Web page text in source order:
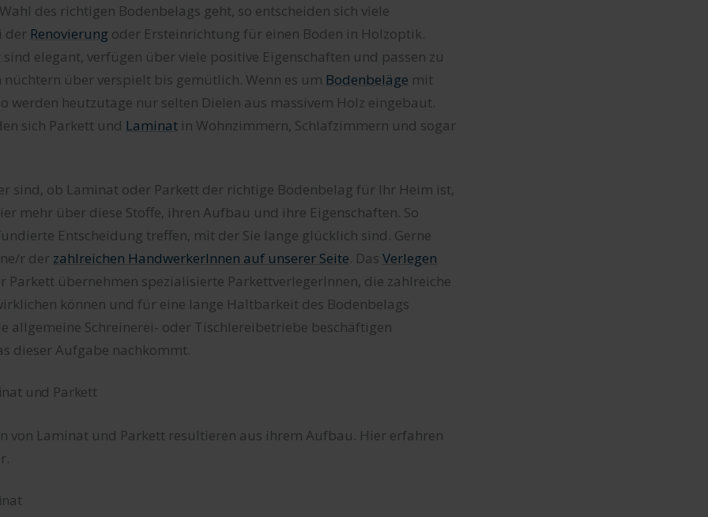
des richtigen Bodenbelags geht, so entscheiden sich viele
der Renovierung oder Ersteinrichtung für einen Boden in Holzoptik.
elegant, verfügen über viele positive Eigenschaften und passen zu
nüchtern über verspielt bis gemütlich. Wenn es um Bodenbeläge mit
werden heutzutage nur selten Dielen aus massivem Holz eingebaut.
sich Parkett und Laminat in Wohnzimmern, Schlafzimmern und sogar
sind, ob Laminat oder Parkett der richtige Bodenbelag für Ihr Heim ist,
mehr über diese Stoffe, ihren Aufbau und ihre Eigenschaften. So
Entscheidung treffen, mit der Sie lange glücklich sind. Gerne
r der zahlreichen HandwerkerInnen auf unserer Seite. Das Verlegen
Parkett übernehmen spezialisierte ParkettverlegerInnen, die zahlreiche
können und für eine lange Haltbarkeit des Bodenbelags
allgemeine Schreinerei- oder Tischlereibetriebe beschäftigen
dieser Aufgabe nachkommt.
und Parkett
von Laminat und Parkett resultieren aus ihrem Aufbau. Hier erfahren